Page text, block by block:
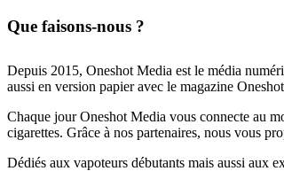
Que faisons-nous ?
Depuis 2015, Oneshot Media est le média
aussi en version papier avec le magazine
Chaque jour Oneshot Media vous connecte au
cigarettes. Grâce à nos partenaires, nous vous
Dédiés aux vapoteurs débutants mais aussi aux